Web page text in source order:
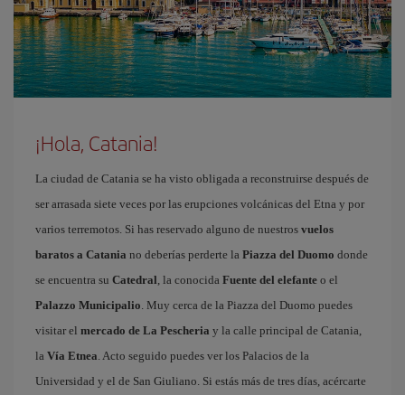
¡Hola, Catania!
La ciudad de Catania se ha visto obligada a reconstruirse después de
ser arrasada siete veces por las erupciones volcánicas del Etna y por
varios terremotos. Si has reservado alguno de nuestros vuelos
baratos a Catania no deberías perderte la Piazza del Duomo donde
se encuentra su Catedral, la conocida Fuente del elefante o el
Palazzo Municipalio. Muy cerca de la Piazza del Duomo puedes
visitar el mercado de La Pescheria y la calle principal de Catania,
la Vía Etnea. Acto seguido puedes ver los Palacios de la
Universidad y el de San Giuliano. Si estás más de tres días, acércarte